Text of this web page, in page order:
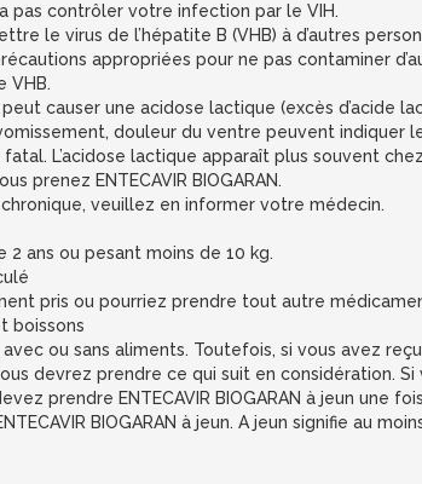
pas contrôler votre infection par le VIH.
le virus de l’hépatite B (VHB) à d’autres
appropriées pour ne pas contaminer
VHB.
causer une acidose lactique (excès d’acide
douleur du ventre peuvent indiquer
L’acidose lactique apparaît plus souvent
prenez ENTECAVIR BIOGARAN.
veuillez en informer votre médecin.
ans ou pesant moins de 10 kg.
pris ou pourriez prendre tout autre
boissons
avec ou sans aliments. Toutefois, si vous avez
devrez prendre ce qui suit en considération. Si
prendre ENTECAVIR BIOGARAN à jeun une
BIOGARAN à jeun. A jeun signifie au